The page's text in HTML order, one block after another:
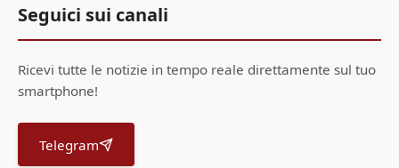
Seguici sui canali
Ricevi tutte le notizie in tempo reale direttamente sul tuo
smartphone!
Telegram